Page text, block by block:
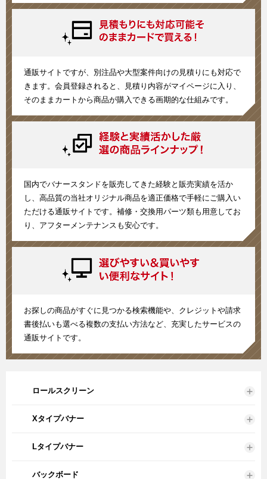
通販サイトですが、別注品や大型案件向けの見積りにも対応で
きます。会員登録されると、見積り内容がマイページに入り、
そのままカートから商品が購入できる画期的な仕組みです。
国内でバナースタンドを販売してきた経験と販売実績を活か
し、高品質の当社オリジナル商品を適正価格で手軽にご購入い
ただける通販サイトです。補修・交換用パーツ類も用意してお
り、アフターメンテナンスも安心です。
お探しの商品がすぐに見つかる検索機能や、クレジットや請求
書後払いも選べる複数の支払い方法など、充実したサービスの
通販サイトです。
ロールスクリーン
Xタイプバナー
Lタイプバナー
バックボード